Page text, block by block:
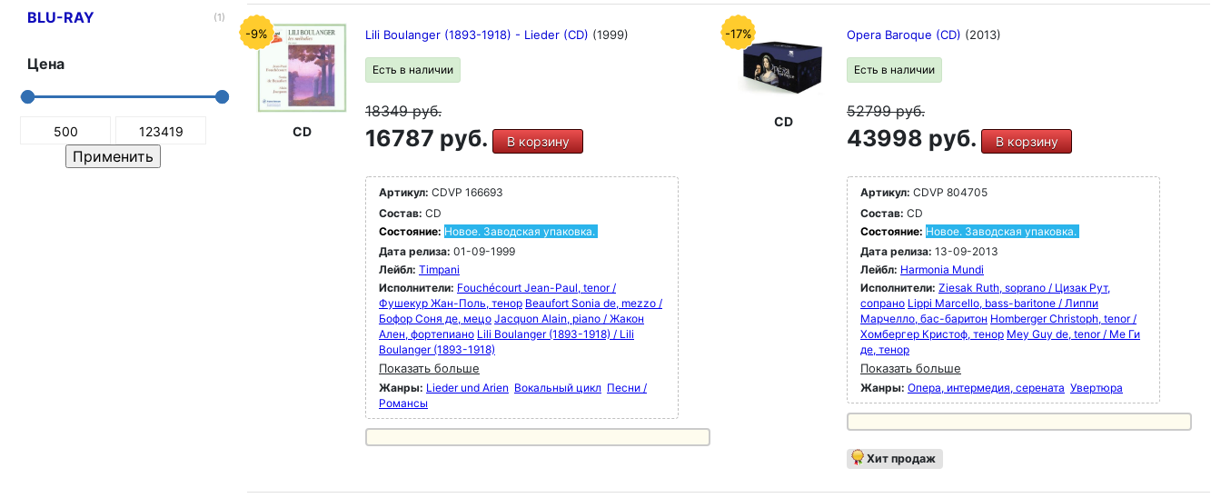
BLU-RAY (1)
Цена
-9%
CD
Lili Boulanger (1893-1918) - Lieder (CD) (1999)
Есть в наличии
18349руб.
16787 руб. В корзину
Артикул: CDVP 166693
Состав: CD
Состояние: Новое. Заводская упаковка.
Дата релиза: 01-09-1999
Лейбл: Timpani
Исполнители: Fouchécourt Jean-Paul, tenor /
Фушекур Жан-Поль, тенор Beaufort Sonia de, mezzo /
Бофор Соня де, мецо Jacquon Alain, piano / Жакон
Ален, фортепиано Lili Boulanger (1893-1918) / Lili
Boulanger (1893-1918)
Показать больше
Жанры: Lieder und Arien Вокальный цикл Песни /
Романсы
-17%
CD
Opera Baroque (CD) (2013)
Есть в наличии
52799руб.
43998 руб. В корзину
Артикул: CDVP 804705
Состав: CD
Состояние: Новое. Заводская упаковка.
Дата релиза: 13-09-2013
Лейбл: Harmonia Mundi
Исполнители: Ziesak Ruth, soprano / Цизак Рут,
сопрано Lippi Marcello, bass-baritone / Липпи
Марчелло, бас-баритон Homberger Christoph, tenor /
Хомбергер Кристоф, тенор Mey Guy de, tenor / Ме Ги
де, тенор
Показать больше
Жанры: Опера, интермедия, серената Увертюра
Хит продаж